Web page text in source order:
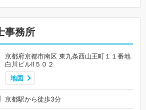
事務所
京都府京都市南区 東九条西山王町１１番地
白川ビルⅡ５０２
地図
京都駅から徒歩3分